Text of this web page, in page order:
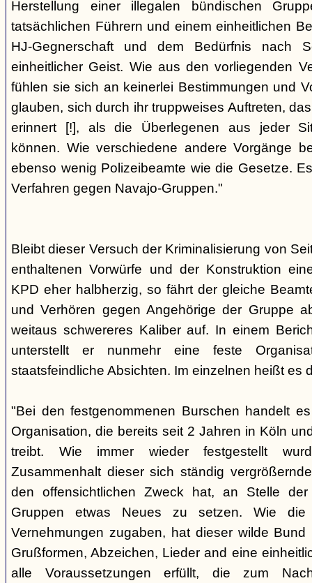
Herstellung einer illegalen bündischen
tatsächlichen Führern und einem einheitlichen
HJ-Gegnerschaft und dem Bedürfnis nach
einheitlicher Geist. Wie aus den vorliegenden
fühlen sie sich an keinerlei Bestimmungen und
glauben, sich durch ihr truppweises Auftreten,
erinnert [!], als die Überlegenen aus jeder
können. Wie verschiedene andere Vorgänge
ebenso wenig Polizeibeamte wie die Gesetze.
Verfahren gegen Navajo-Gruppen."
Bleibt dieser Versuch der Kriminalisierung von
enthaltenen Vorwürfe und der Konstruktion
KPD eher halbherzig, so fährt der gleiche
und Verhören gegen Angehörige der Gruppe
weitaus schwereres Kaliber auf. In einem
unterstellt er nunmehr eine feste
staatsfeindliche Absichten. Im einzelnen heißt es
"Bei den festgenommenen Burschen handelt
Organisation, die bereits seit 2 Jahren in Köln
treibt. Wie immer wieder festgestellt
Zusammenhalt dieser sich ständig
den offensichtlichen Zweck hat, an Stelle der
Gruppen etwas Neues zu setzen. Wie die
Vernehmungen zugaben, hat dieser wilde
Grußformen, Abzeichen, Lieder and eine
alle Voraussetzungen erfüllt, die zum